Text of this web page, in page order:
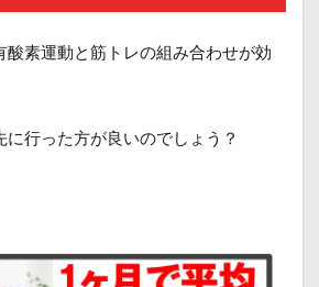
酸素運動と筋トレの組み合わせが効
に行った方が良いのでしょう？